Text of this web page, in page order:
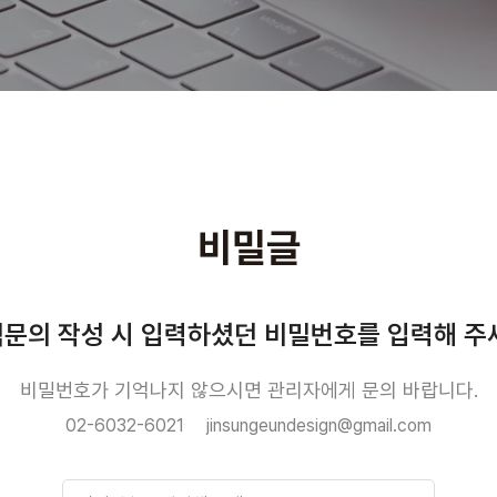
비밀글
의 작성 시 입력하셨던 비밀번호를 입력해 주
비밀번호가 기억나지 않으시면 관리자에게 문의 바랍니다.
02-6032-6021 jinsungeundesign@gmail.com